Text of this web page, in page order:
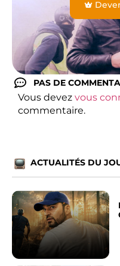
PAS DE
Vous devez vous
commentaire.
ACTUALITÉS DU